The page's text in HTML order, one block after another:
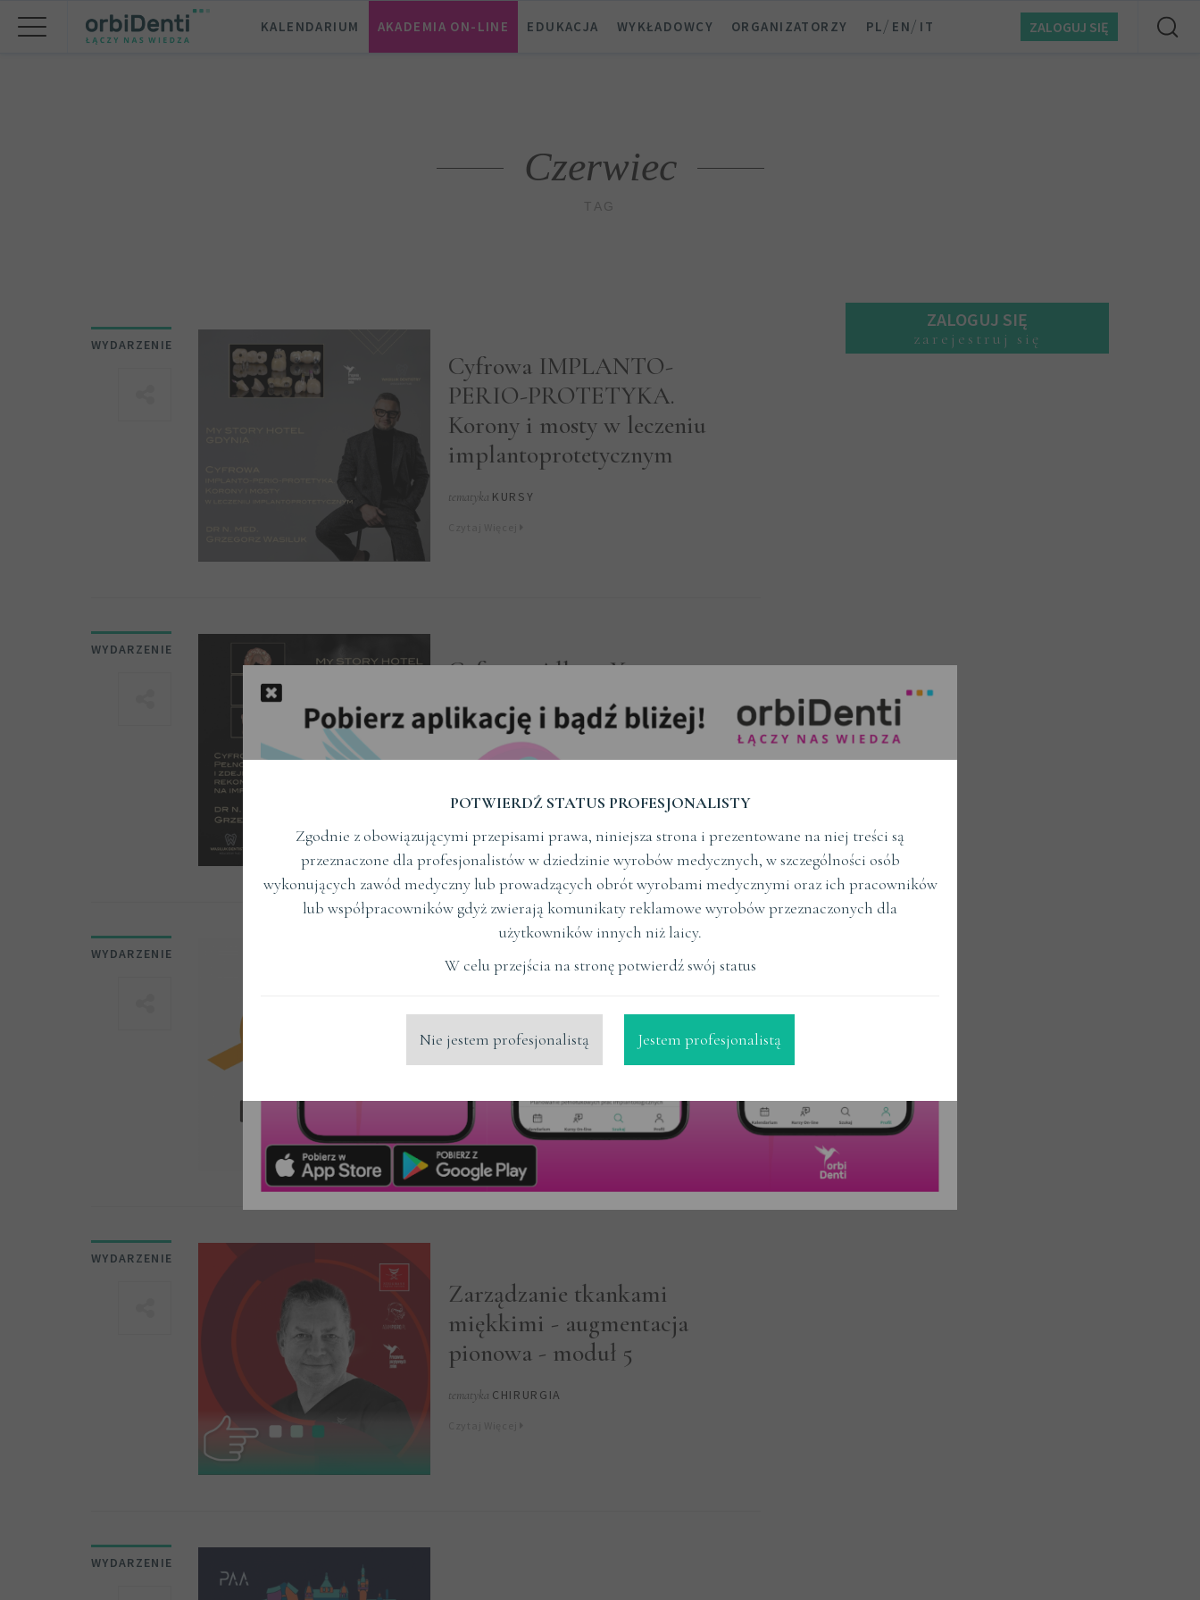
KALENDARIUM AKADEMIA ON-LINE EDUKACJA WYKŁADOWCY ORGANIZATORZY PL/ EN/ IT ZALOGUJ SIĘ
Czerwiec
TAG
WYDARZENIE
Cyfrowa IMPLANTO-
PERIO-PROTETYKA.
Korony i mosty w leczeniu
implantoprotetycznym
tematyka KURSY
WYDARZENIE
Cyfrowe All-on-X.
Pełnołukowe stałe i
zdejmowalne rekonstrukcje
na implantach
tematykaKURSY
Czytaj Więcej
WYDARZENIE
STOMATOLOGII
WYDARZENIE
Zarządzanie tkankami
miękkimi - augmentacja
pionowa - moduł 5
tematyka CHIRURGIA
WYDARZENIE
ZALOGUJ SIĘ
zarejestruj się
POTWIERDŹ STATUS PROFESJONALISTY
Zgodnie z obowiązującymi przepisami prawa, niniejsza strona i prezentowane na niej treści są
przeznaczone dla profesjonalistów w dziedzinie wyrobów medycznych, w szczególności osób
wykonujących zawód medyczny lub prowadzących obrót wyrobami medycznymi oraz ich pracowników
lub współpracowników gdyż zwierają komunikaty reklamowe wyrobów przeznaczonych dla
użytkowników innych niż laicy.
W celu przejścia na stronę potwierdź swój status
Nie jestem profesjonalistą Jestem profesjonalistą